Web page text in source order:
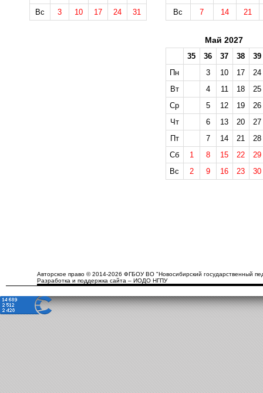
Вс
3 10 17 24 31
Вс
7 14 21
Май 2027
35 36 37 38
39
Пн
3 10 17
24
Вт
4 11 18
25
Ср
5 12 19
26
Чт
6 13 20
27
Пт
7 14 21
28
Сб
1 8 15 22
29
Вс
2 9 16 23 30
Авторское право © 2014-2026 ФГБОУ ВО "Новосибирский государственный
Разработка и поддержка сайта – ИОДО НГПУ